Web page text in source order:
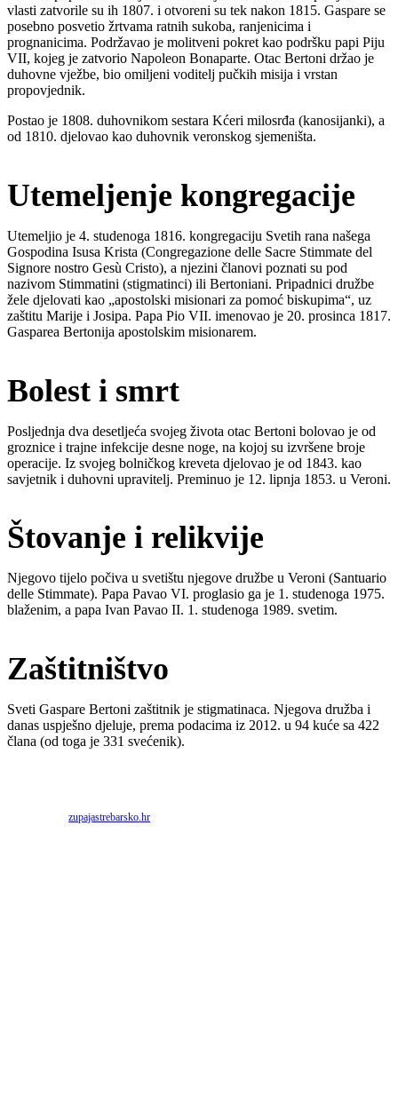
vlasti zatvorile su ih 1807. i otvoreni su tek nakon 1815. Gaspare se
posebno posvetio žrtvama ratnih sukoba, ranjenicima i
prognanicima. Podržavao je molitveni pokret kao podršku papi Piju
VII, kojeg je zatvorio Napoleon Bonaparte. Otac Bertoni držao je
duhovne vježbe, bio omiljeni voditelj pučkih misija i vrstan
propovjednik.
Postao je 1808. duhovnikom sestara Kćeri milosrđa (kanosijanki), a
od 1810. djelovao kao duhovnik veronskog sjemeništa.
Utemeljenje kongregacije
Utemeljio je 4. studenoga 1816. kongregaciju Svetih rana našega
Gospodina Isusa Krista (Congregazione delle Sacre Stimmate del
Signore nostro Gesù Cristo), a njezini članovi poznati su pod
nazivom Stimmatini (stigmatinci) ili Bertoniani. Pripadnici družbe
žele djelovati kao „apostolski misionari za pomoć biskupima“, uz
zaštitu Marije i Josipa. Papa Pio VII. imenovao je 20. prosinca 1817.
Gasparea Bertonija apostolskim misionarem.
Bolest i smrt
Posljednja dva desetljeća svojeg života otac Bertoni bolovao je od
groznice i trajne infekcije desne noge, na kojoj su izvršene broje
operacije. Iz svojeg bolničkog kreveta djelovao je od 1843. kao
savjetnik i duhovni upravitelj. Preminuo je 12. lipnja 1853. u Veroni.
Štovanje i relikvije
Njegovo tijelo počiva u svetištu njegove družbe u Veroni (Santuario
delle Stimmate). Papa Pavao VI. proglasio ga je 1. studenoga 1975.
blaženim, a papa Ivan Pavao II. 1. studenoga 1989. svetim.
Zaštitništvo
Sveti Gaspare Bertoni zaštitnik je stigmatinaca. Njegova družba i
danas uspješno djeluje, prema podacima iz 2012. u 94 kuće sa 422
člana (od toga je 331 svećenik).
Izvor:zupajastrebarsko.hr